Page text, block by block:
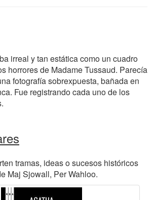
irreal y tan estática como un cuadro
horrores de Madame Tussaud. Parecía
fotografía sobrexpuesta, bañada en
Fue registrando cada uno de los
tramas, ideas o sucesos históricos
Maj Sjowall, Per Wahloo.